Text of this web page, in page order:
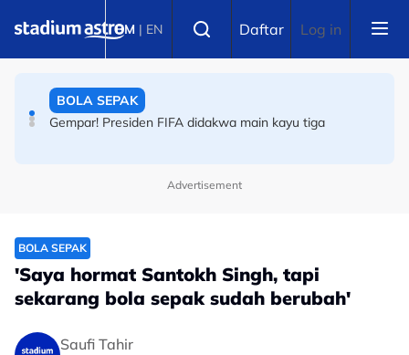
BM | EN Daftar Log in
BOLA SEPAK
Gempar! Presiden FIFA didakwa main kayu tiga
BOLA SEPAK
Piala Hyundai ASEAN: Berdebar! Ini lawan Harimau
Advertisement
BOLA SEPAK
'Saya hormat Santokh Singh, tapi
sekarang bola sepak sudah berubah'
Saufi Tahir